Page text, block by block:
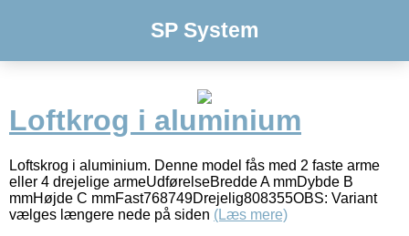
SP System
Loftkrog i aluminium
Loftskrog i aluminium. Denne model fås med 2 faste arme
eller 4 drejelige armeUdførelseBredde A mmDybde B
mmHøjde C mmFast768749Drejelig808355OBS: Variant
vælges længere nede på siden (Læs mere)